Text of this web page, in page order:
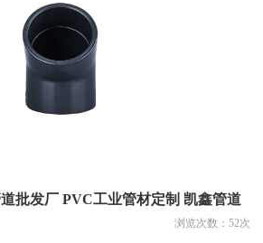
批发厂 PVC工业管材定制 凯鑫管道
浏览次数： 52次